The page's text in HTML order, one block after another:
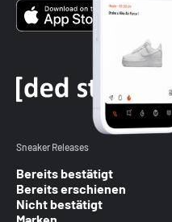
Sneaker Releases
Bereits bestätigt
Bereits erschienen
Nicht bestätigt